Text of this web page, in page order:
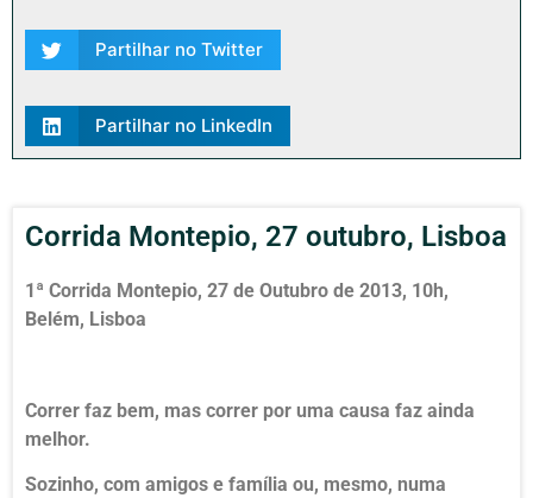
Partilhar no Twitter
Partilhar no LinkedIn
Corrida Montepio, 27 outubro, Lisboa
1ª Corrida Montepio, 27 de Outubro de 2013, 10h,
Belém, Lisboa
Correr faz bem, mas correr por uma causa faz ainda
melhor.
Sozinho, com amigos e família ou, mesmo, numa